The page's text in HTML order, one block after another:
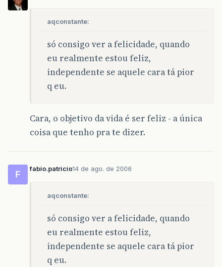
aqconstante:
só consigo ver a felicidade, quando
eu realmente estou feliz,
independente se aquele cara tá pior
q eu.
Cara, o objetivo da vida é ser feliz - a única
coisa que tenho pra te dizer.
F
fabio.patricio14 de ago. de 2006
aqconstante:
só consigo ver a felicidade, quando
eu realmente estou feliz,
independente se aquele cara tá pior
q eu.